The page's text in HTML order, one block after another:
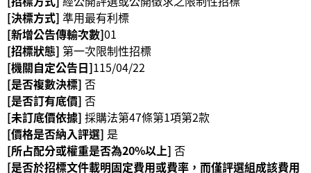
料
開
放
宣
告
隱
私
權
保
護
[決標方式] 準用最有利標
[新增公告傳輸次數]01
[招標狀態] 第一次限制性招標
[機關自定公告日]115/04/22
[是否複數決標] 否
[是否訂有底價] 否
[未訂底價依據] 採購法第47條第1項第2款
[價格是否納入評選] 是
[所占配分或權重是否為20%以上] 否
[是否於招標文件載明固定費用或費率，而僅評選組成該費用